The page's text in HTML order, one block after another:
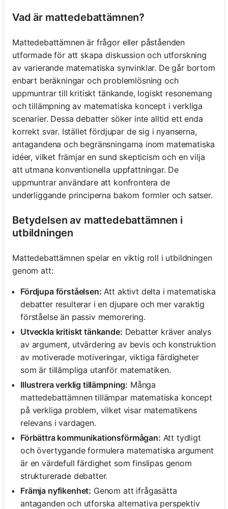
Vad är mattedebattämnen?
Mattedebattämnen är frågor eller påståenden
utformade för att skapa diskussion och utforskning
av varierande matematiska synvinklar. De går bortom
enbart beräkningar och problemlösning och
uppmuntrar till kritiskt tänkande, logiskt resonemang
och tillämpning av matematiska koncept i verkliga
scenarier. Dessa debatter söker inte alltid ett enda
korrekt svar. Istället fördjupar de sig i nyanserna,
antagandena och begränsningarna inom matematiska
idéer, vilket främjar en sund skepticism och en vilja
att utmana konventionella uppfattningar. De
uppmuntrar användare att konfrontera de
underliggande principerna bakom formler och satser.
Betydelsen av mattedebattämnen i
utbildningen
Mattedebattämnen spelar en viktig roll i utbildningen
genom att:
Fördjupa förståelsen: Att aktivt delta i matematiska
debatter resulterar i en djupare och mer varaktig
förståelse än passiv memorering.
Utveckla kritiskt tänkande: Debatter kräver analys
av argument, utvärdering av bevis och konstruktion
av motiverade motiveringar, viktiga färdigheter
som är tillämpliga utanför matematiken.
Illustrera verklig tillämpning: Många
mattedebattämnen tillämpar matematiska koncept
på verkliga problem, vilket visar matematikens
relevans i vardagen.
Förbättra kommunikationsförmågan: Att tydligt
och övertygande formulera matematiska argument
är en värdefull färdighet som finslipas genom
strukturerade debatter.
Främja nyfikenhet: Genom att ifrågasätta
antaganden och utforska alternativa perspektiv